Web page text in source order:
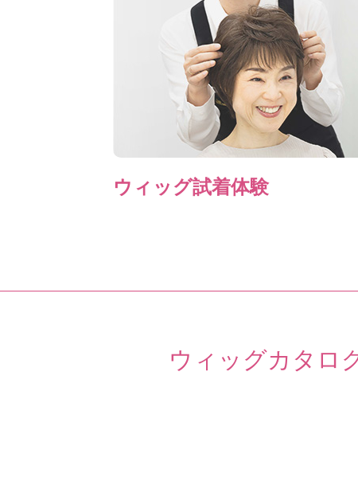
ウィッグ試着体験
ウィッグカタロ